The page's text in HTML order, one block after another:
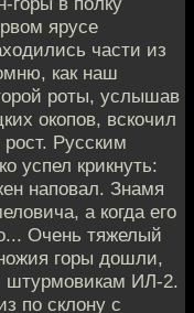
ярусе
части из
как наш
роты, услышав
окопов, вскочил
Русским
успел крикнуть:
наповал. Знамя
а когда его
Очень тяжелый
горы дошли,
штурмовикам ИЛ-2.
по склону с